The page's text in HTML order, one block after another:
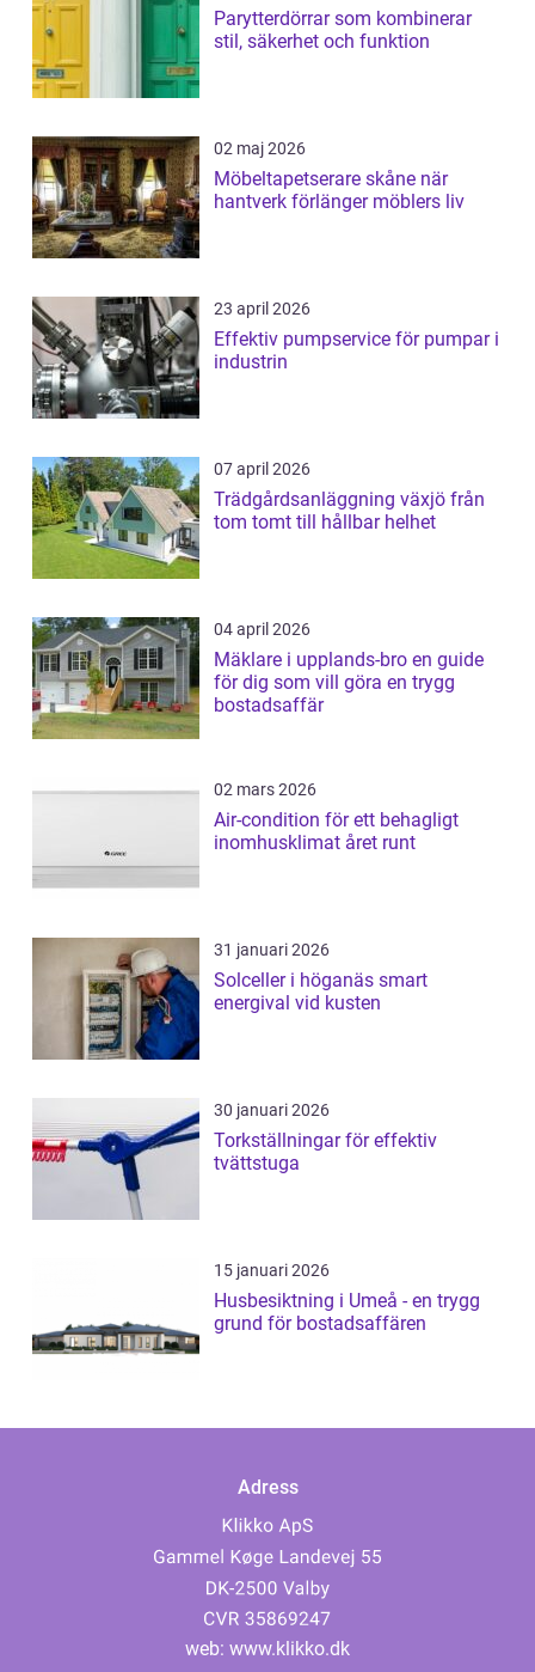
Parytterdörrar som kombinerar
stil, säkerhet och funktion
02 maj 2026
Möbeltapetserare skåne när
hantverk förlänger möblers liv
23 april 2026
Effektiv pumpservice för pumpar i
industrin
07 april 2026
Trädgårdsanläggning växjö från
tom tomt till hållbar helhet
04 april 2026
Mäklare i upplands-bro en guide
för dig som vill göra en trygg
bostadsaffär
02 mars 2026
Air-condition för ett behagligt
inomhusklimat året runt
31 januari 2026
Solceller i höganäs smart
energival vid kusten
30 januari 2026
Torkställningar för effektiv
tvättstuga
15 januari 2026
Husbesiktning i Umeå - en trygg
grund för bostadsaffären
Adress
web: www.klikko.dk